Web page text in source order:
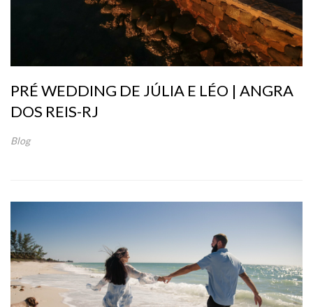
PRÉ WEDDING DE JÚLIA E LÉO | ANGRA
DOS REIS-RJ
Blog